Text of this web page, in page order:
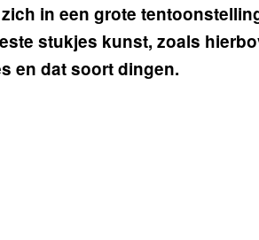
in een grote
stukjes kunst, zoals
en dat soort dingen.